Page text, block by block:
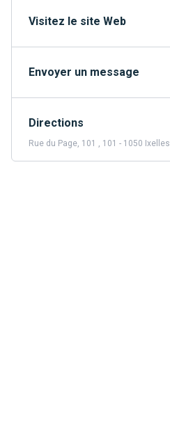
Visitez le site Web
Envoyer un message
Directions
Rue du Page, 101 , 101 - 1050 Ixelles